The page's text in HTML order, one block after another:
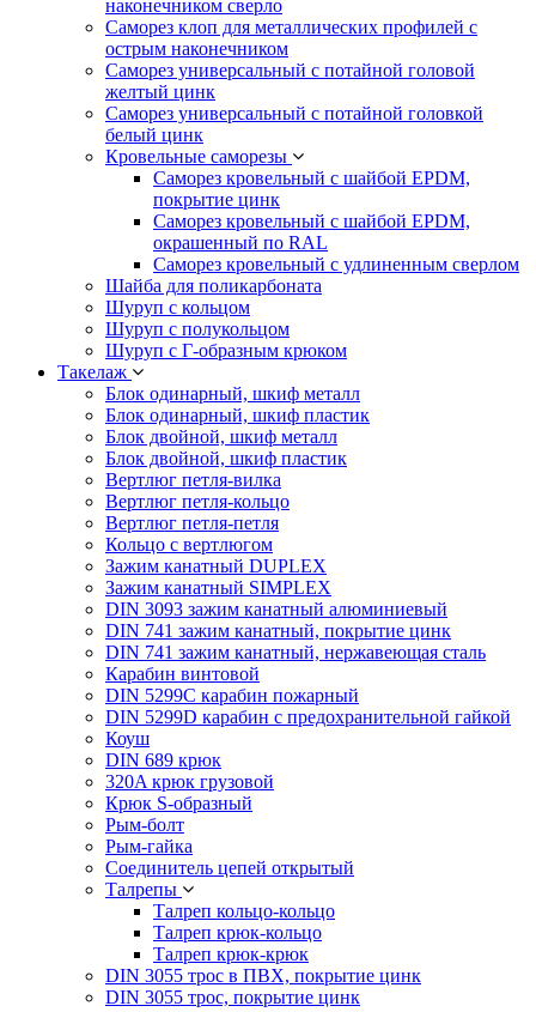
наконечником сверло
Саморез клоп для металлических профилей с
острым наконечником
Саморез универсальный с потайной головой
желтый цинк
Саморез универсальный с потайной головкой
белый цинк
Кровельные саморезы
Саморез кровельный с шайбой EPDM,
покрытие цинк
Саморез кровельный с шайбой EPDM,
окрашенный по RAL
Саморез кровельный с удлиненным сверлом
Шайба для поликарбоната
Шуруп с кольцом
Шуруп с полукольцом
Шуруп с Г-образным крюком
Такелаж
Блок одинарный, шкиф металл
Блок одинарный, шкиф пластик
Блок двойной, шкиф металл
Блок двойной, шкиф пластик
Вертлюг петля-вилка
Вертлюг петля-кольцо
Вертлюг петля-петля
Кольцо с вертлюгом
Зажим канатный DUPLEX
Зажим канатный SIMPLEX
DIN 3093 зажим канатный алюминиевый
DIN 741 зажим канатный, покрытие цинк
DIN 741 зажим канатный, нержавеющая сталь
Карабин винтовой
DIN 5299C карабин пожарный
DIN 5299D карабин с предохранительной гайкой
Коуш
DIN 689 крюк
320A крюк грузовой
Крюк S-образный
Рым-болт
Рым-гайка
Соединитель цепей открытый
Талрепы
Талреп кольцо-кольцо
Талреп крюк-кольцо
Талреп крюк-крюк
DIN 3055 трос в ПВХ, покрытие цинк
DIN 3055 трос, покрытие цинк